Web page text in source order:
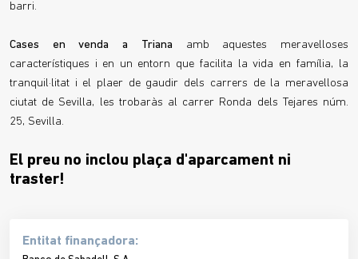
barri.
Cases en venda a Triana amb aquestes meravelloses
característiques i en un entorn que facilita la vida en família, la
tranquil·litat i el plaer de gaudir dels carrers de la meravellosa
ciutat de Sevilla, les trobaràs al carrer Ronda dels Tejares núm.
25, Sevilla.
El preu no inclou plaça d'aparcament ni
traster!
Entitat finançadora: